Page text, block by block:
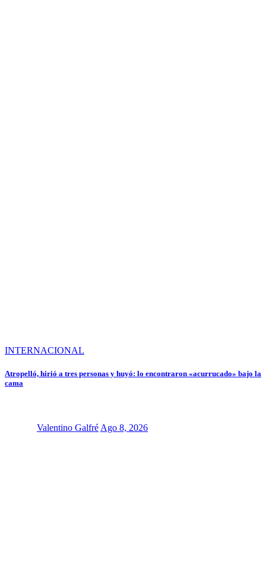
INTERNACIONAL
Atropelló, hirió a tres personas y huyó: lo encontraron «acurrucado» bajo la
cama
Valentino Galfré Ago 8, 2026